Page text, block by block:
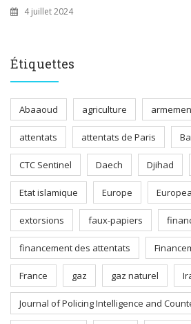
4 juillet 2024
Étiquettes
Abaaoud agriculture
attentats attentats de Paris
CTC Sentinel Daech Djihad
Etat islamique Europe
extorsions faux-papiers
financement des attentats
France gaz gaz naturel
Journal of Policing Intelligence and